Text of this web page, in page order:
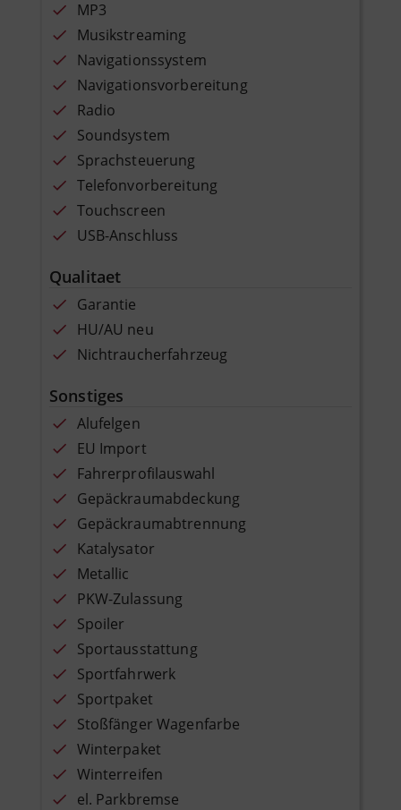
MP3
Musikstreaming
Navigationssystem
Navigationsvorbereitung
Radio
Soundsystem
Sprachsteuerung
Telefonvorbereitung
Touchscreen
USB-Anschluss
Qualitaet
Garantie
HU/AU neu
Nichtraucherfahrzeug
Sonstiges
Alufelgen
EU Import
Fahrerprofilauswahl
Gepäckraumabdeckung
Gepäckraumabtrennung
Katalysator
Metallic
PKW-Zulassung
Spoiler
Sportausstattung
Sportfahrwerk
Sportpaket
Stoßfänger Wagenfarbe
Winterpaket
Winterreifen
el. Parkbremse